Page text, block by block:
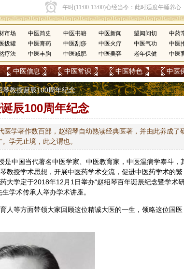
市场 中医简史 中医书籍 中医新闻 望闻问切
中药
拔罐 中医膏药 中医刮痧 中医火疗 中医气功
中医
疗法 中医丰胸 中医减肥 中医美容 老年保健 中医
中医信息 中医常识 中医特色 中医
教授诞辰100周年纪念
辰100周年纪念
学著作数百部，赵绍琴自幼熟读经典医著，并由此养成了
学无止境，此之谓也。
是中国当代著名中医学家、中医教育家，中医温病学泰斗，
教授学术思想，开展中医药学术交流，促进中医药学术的繁
大学定于2018年12月1日举办“赵绍琴百年诞辰纪念暨学术
学术传承人举办学术讲座。
人等方面带领大家回顾这位精诚大医的一生，领略这位国医